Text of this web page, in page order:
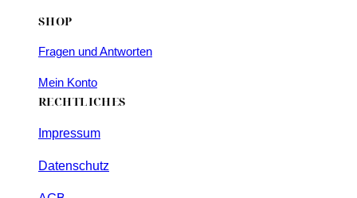
SHOP
Fragen und Antworten
Mein Konto
RECHTLICHES
Impressum
Datenschutz